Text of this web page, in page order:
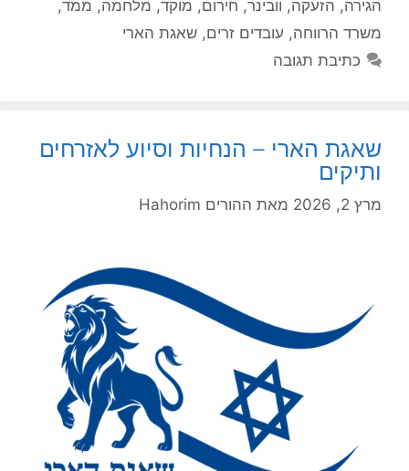
הגירה, הזעקה, וובינר, חירום, מוקד, מלחמה, ממד,
משרד הרווחה, עובדים זרים, שאגת הארי
כתיבת תגובה
שאגת הארי – הנחיות וסיוע לאזרחים
ותיקים
מרץ 2, 2026 מאת ההורים Hahorim